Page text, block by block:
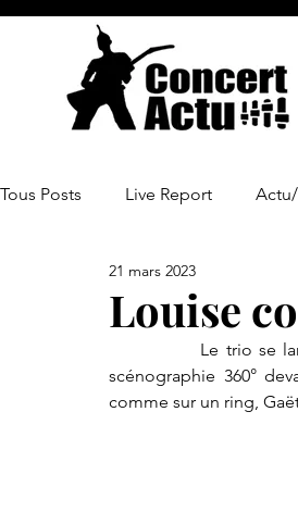
Tous Posts Live Report
Louise
21 mars 2023
scénographie 360°
comme sur un ring,